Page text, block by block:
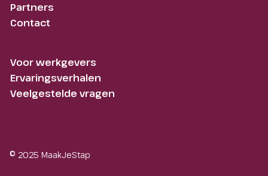
Partners
Contact
Voor werkgevers
Ervaringsverhalen
Veelgestelde vragen
© 2025 MaakJeStap